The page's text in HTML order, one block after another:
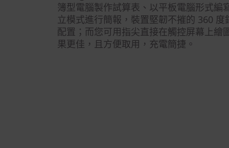
簿型電腦製作試算表、以平板電腦形式編
立模式進行簡報，裝置堅韌不摧的 360
配置；而您可用指尖直接在觸控屏幕上繪
果更佳，且方便取用，充電簡捷。